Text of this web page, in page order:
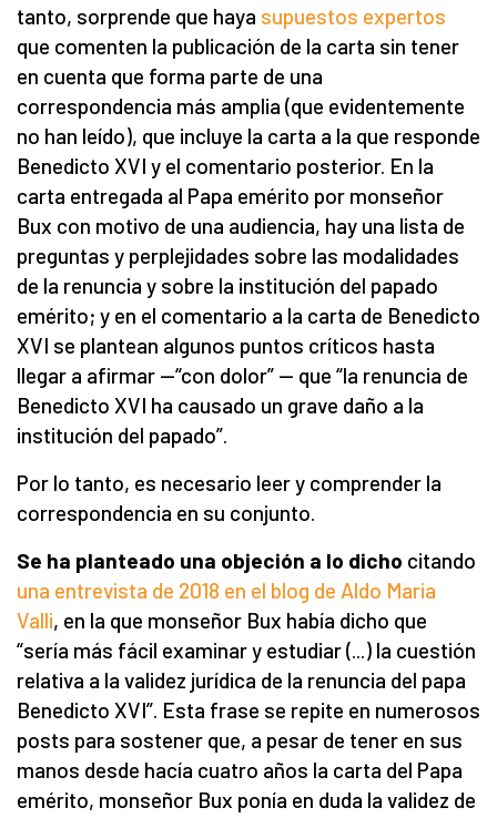
tanto, sorprende que haya supuestos expertos
que comenten la publicación de la carta sin tener
en cuenta que forma parte de una
correspondencia más amplia (que evidentemente
no han leído), que incluye la carta a la que responde
Benedicto XVI y el comentario posterior. En la
carta entregada al Papa emérito por monseñor
Bux con motivo de una audiencia, hay una lista de
preguntas y perplejidades sobre las modalidades
de la renuncia y sobre la institución del papado
emérito; y en el comentario a la carta de Benedicto
XVI se plantean algunos puntos críticos hasta
llegar a afirmar —“con dolor” — que “la renuncia de
Benedicto XVI ha causado un grave daño a la
institución del papado”.
Por lo tanto, es necesario leer y comprender la
correspondencia en su conjunto.
Se ha planteado una objeción a lo dicho citando
una entrevista de 2018 en el blog de Aldo Maria
Valli, en la que monseñor Bux había dicho que
“sería más fácil examinar y estudiar (...) la cuestión
relativa a la validez jurídica de la renuncia del papa
Benedicto XVI”. Esta frase se repite en numerosos
posts para sostener que, a pesar de tener en sus
manos desde hacía cuatro años la carta del Papa
emérito, monseñor Bux ponía en duda la validez de